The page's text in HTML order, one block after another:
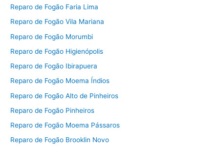
Reparo de Fogão Faria Lima
Reparo de Fogão Vila Mariana
Reparo de Fogão Morumbi
Reparo de Fogão Higienópolis
Reparo de Fogão Ibirapuera
Reparo de Fogão Moema Índios
Reparo de Fogão Alto de Pinheiros
Reparo de Fogão Pinheiros
Reparo de Fogão Moema Pássaros
Reparo de Fogão Brooklin Novo